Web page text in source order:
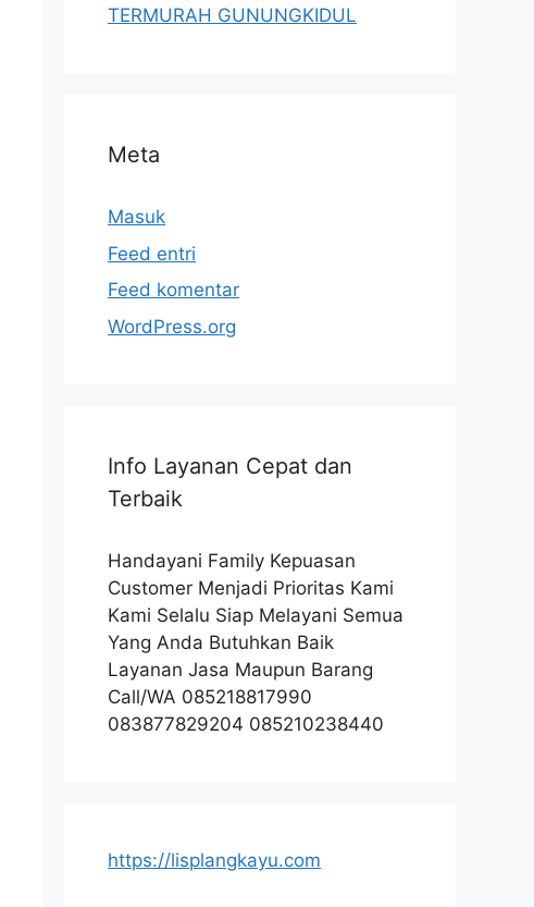
TERMURAH GUNUNGKIDUL
Meta
Masuk
Feed entri
Feed komentar
WordPress.org
Info Layanan Cepat dan
Terbaik
Handayani Family Kepuasan
Customer Menjadi Prioritas Kami
Kami Selalu Siap Melayani Semua
Yang Anda Butuhkan Baik
Layanan Jasa Maupun Barang
Call/WA 085218817990
083877829204 085210238440
https://lisplangkayu.com